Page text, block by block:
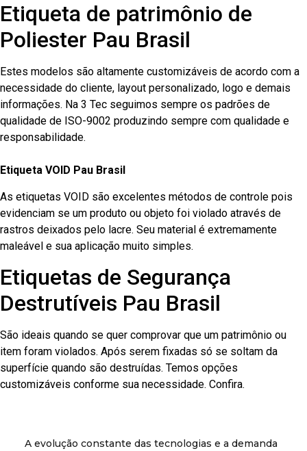
Etiqueta de patrimônio de
Poliester Pau Brasil
Estes modelos são altamente customizáveis de acordo com a
necessidade do cliente, layout personalizado, logo e demais
informações. Na 3 Tec seguimos sempre os padrões de
qualidade de ISO-9002 produzindo sempre com qualidade e
responsabilidade.
Etiqueta VOID Pau Brasil
As etiquetas VOID são excelentes métodos de controle pois
evidenciam se um produto ou objeto foi violado através de
rastros deixados pelo lacre. Seu material é extremamente
maleável e sua aplicação muito simples.
Etiquetas de Segurança
Destrutíveis Pau Brasil
São ideais quando se quer comprovar que um patrimônio ou
item foram violados. Após serem fixadas só se soltam da
superfície quando são destruídas. Temos opções
customizáveis conforme sua necessidade. Confira.
A evolução constante das tecnologias e a demanda